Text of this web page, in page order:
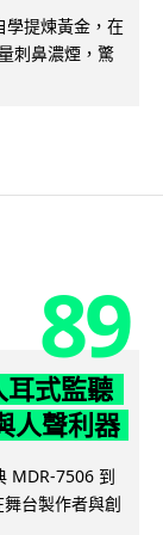
學提煉黃金，在
刺鼻濃煙，驚
89
耳式監聽
人聲利器
MDR-7506 到
台製作者與創